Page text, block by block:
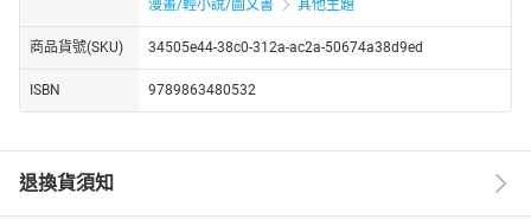
漫畫/輕小說/圖文書 其他主題
商品貨號(SKU) 34505e44-38c0-312a-ac2a-50674a38d9ed
ISBN 9789863480532
退換貨須知